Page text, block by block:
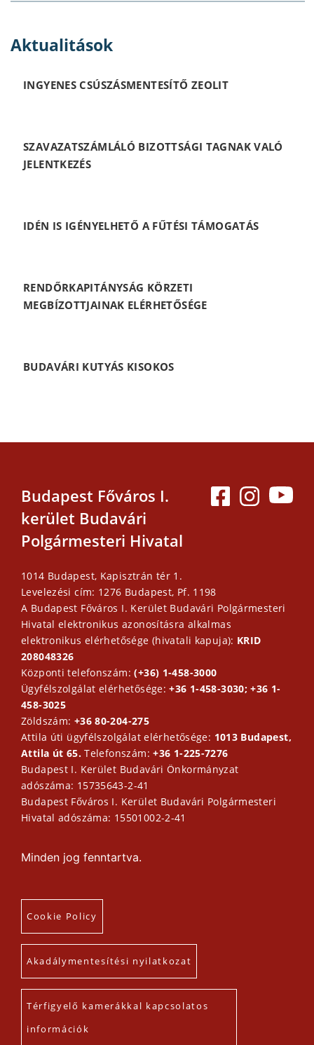
Aktualitások
INGYENES CSÚSZÁSMENTESÍTŐ ZEOLIT
SZAVAZATSZÁMLÁLÓ BIZOTTSÁGI TAGNAK VALÓ
JELENTKEZÉS
IDÉN IS IGÉNYELHETŐ A FŰTÉSI TÁMOGATÁS
RENDŐRKAPITÁNYSÁG KÖRZETI
MEGBÍZOTTJAINAK ELÉRHETŐSÉGE
BUDAVÁRI KUTYÁS KISOKOS
Budapest Főváros I.
kerület Budavári
Polgármesteri Hivatal
1014 Budapest, Kapisztrán tér 1.
Levelezési cím: 1276 Budapest, Pf. 1198
A Budapest Főváros I. Kerület Budavári Polgármesteri
Hivatal elektronikus azonosításra alkalmas
elektronikus elérhetősége (hivatali kapuja): KRID
208048326
Központi telefonszám:(+36) 1-458-3000
Ügyfélszolgálat elérhetősége:+36 1-458-3030; +36 1-
458-3025
Zöldszám: +36 80-204-275
Attila úti ügyfélszolgálat elérhetősége: 1013 Budapest,
Attila út 65.Telefonszám:+36 1-225-7276
Budapest I. Kerület Budavári Önkormányzat
adószáma: 15735643-2-41
Budapest Főváros I. Kerület Budavári Polgármesteri
Hivatal adószáma: 15501002-2-41
Minden jog fenntartva.
Cookie Policy
Akadálymentesítési nyilatkozat
Térfigyelő kamerákkal kapcsolatos
információk